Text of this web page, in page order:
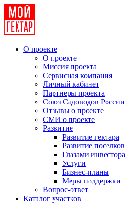
О проекте
О проекте
Миссия проекта
Сервисная компания
Личный кабинет
Партнеры проекта
Союз Садоводов России
Отзывы о проекте
СМИ о проекте
Развитие
Развитие гектара
Развитие поселков
Глазами инвестора
Услуги
Бизнес-планы
Меры поддержки
Вопрос-ответ
Каталог участков